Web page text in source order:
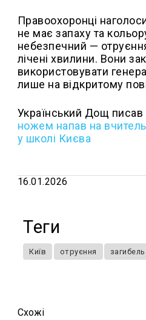
Правоохоронці
не має запаху та
небезпечний —
лічені хвилини. Вони
використовувати
лише на відкритому
Український Дощ
ножем напав на
у школі Києва
16.01.2026
Теги
Київ отруєння загибель
Схожi